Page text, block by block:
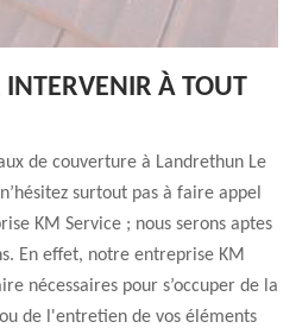
INTERVENIR À TOUT
de couverture à Landrethun Le
surtout pas à faire appel
KM Service ; nous serons aptes
En effet, notre entreprise KM
nécessaires pour s’occuper de la
de l'entretien de vos éléments